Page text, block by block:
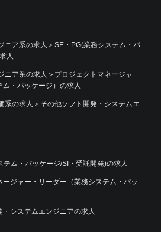
ニア系の求人 ＞ SE・PG(業務システム・パ
人
ニア系の求人 ＞ プロジェクトマネージャ
・パッケージ）の求人
系の求人 ＞ その他ソフト開発・システムエ
ム・パッケージ/SI・受託開発)の求人
ジャー・リーダー（業務システム・パッ
システムエンジニアの求人